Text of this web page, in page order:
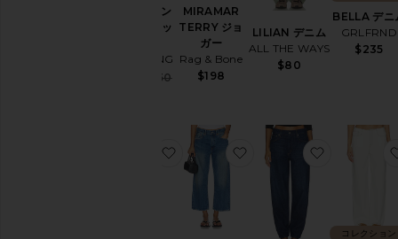
GAVIN ロン
グワイドレッ
ANINE BING
Sale price:
$250
MIRAMAR
TERRY ジョ
ガー
Rag & Bone
$198
LILIAN デニム
ALL THE WAYS
$80
BELLA デニ
GRLFRND
$235
お気に入りWINSLOW デニム
お気に入りHAISLEY ボ
お気に入
コレクション